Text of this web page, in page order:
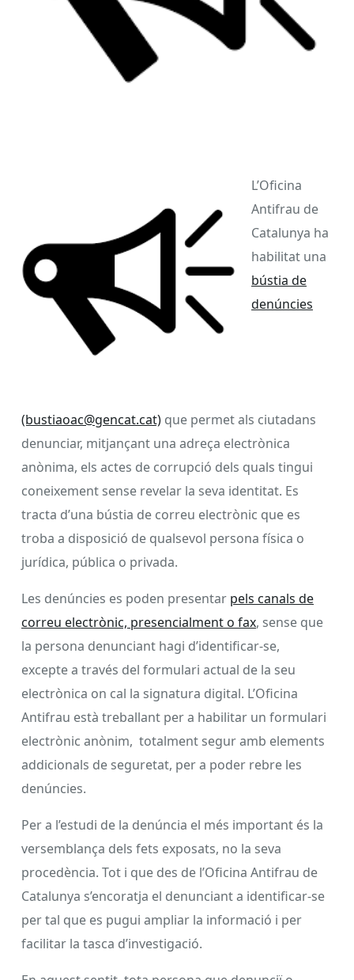
L’Oficina
Antifrau de
Catalunya ha
habilitat una
bústia de
denúncies
(bustiaoac@gencat.cat) que permet als ciutadans
denunciar, mitjançant una adreça electrònica
anònima, els actes de corrupció dels quals tingui
coneixement sense revelar la seva identitat. Es
tracta d’una bústia de correu electrònic que es
troba a disposició de qualsevol persona física o
jurídica, pública o privada.
Les denúncies es poden presentar pels canals de
correu electrònic, presencialment o fax, sense que
la persona denunciant hagi d’identificar-se,
excepte a través del formulari actual de la seu
electrònica on cal la signatura digital. L’Oficina
Antifrau està treballant per a habilitar un formulari
electrònic anònim, totalment segur amb elements
addicionals de seguretat, per a poder rebre les
denúncies.
Per a l’estudi de la denúncia el més important és la
versemblança dels fets exposats, no la seva
procedència. Tot i que des de l’Oficina Antifrau de
Catalunya s’encoratja el denunciant a identificar-se
per tal que es pugui ampliar la informació i per
facilitar la tasca d’investigació.